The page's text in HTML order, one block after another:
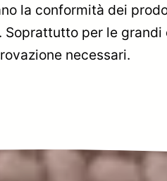
la conformità dei
per le
necessari.